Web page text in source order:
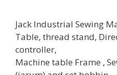
Jack Industrial Sewing
Table, thread stand,
controller,
Machine table Frame ,